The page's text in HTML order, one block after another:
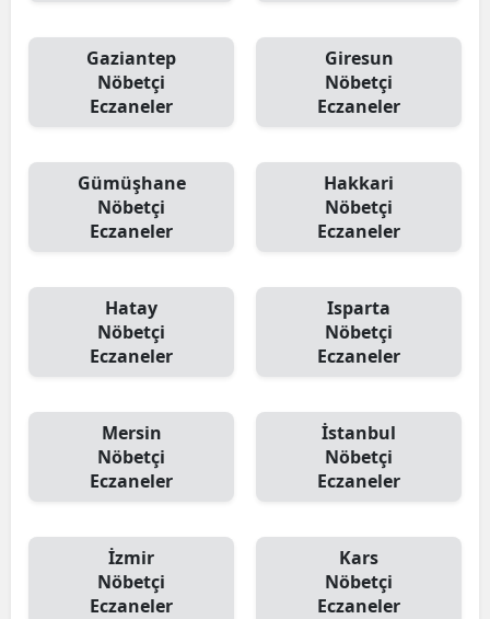
Gaziantep
Nöbetçi
Eczaneler
Giresun
Nöbetçi
Eczaneler
Gümüşhane
Nöbetçi
Eczaneler
Hakkari
Nöbetçi
Eczaneler
Hatay
Nöbetçi
Eczaneler
Isparta
Nöbetçi
Eczaneler
Mersin
Nöbetçi
Eczaneler
İstanbul
Nöbetçi
Eczaneler
İzmir
Nöbetçi
Eczaneler
Kars
Nöbetçi
Eczaneler